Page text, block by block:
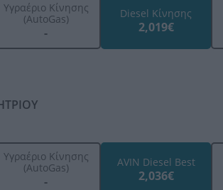
Υγραέριο Κίνησης
(AutoGas)
-
Diesel Κίνησης
2,019€
Υγραέριο Κίνησης
(AutoGas)
-
AVIN Diesel Best
2,036€